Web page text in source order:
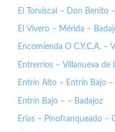
El Torviscal – Don Benito
El Vivero – Mérida –
Encomienda O C.Y.C.A. –
Entrerríos – Villanueva de
Entrín Alto – Entrín Bajo –
Entrín Bajo – – Badajoz
Erías – Pinofranqueado –